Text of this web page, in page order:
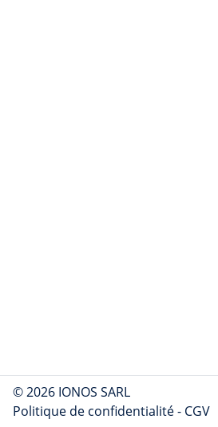
© 2026 IONOS SARL
Politique de confidentialité- CGV